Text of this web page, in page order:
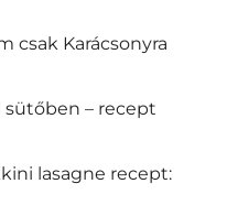
csak Karácsonyra
– recept
lasagne recept: